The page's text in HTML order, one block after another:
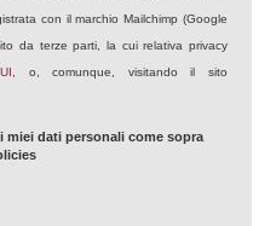
con il marchio Mailchimp (Google
da terze parti, la cui relativa privacy
, o, comunque, visitando il sito
dati personali come sopra